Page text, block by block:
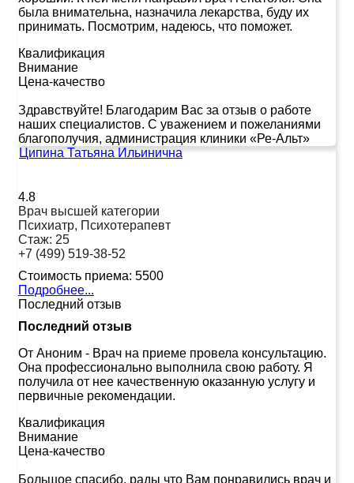
была внимательна, назначила лекарства, буду их
принимать. Посмотрим, надеюсь, что поможет.
Квалификация
Внимание
Цена-качество
Здравствуйте! Благодарим Вас за отзыв о работе
наших специалистов. С уважением и пожеланиями
благополучия, администрация клиники «Ре-Альт»
Ципина Татьяна Ильинична
4.8
Врач высшей категории
Психиатр, Психотерапевт
Стаж: 25
+7 (499) 519-38-52
Стоимость приема: 5500
Подробнее...
Последний отзыв
Последний отзыв
От Аноним - Врач на приеме провела консультацию.
Она профессионально выполнила свою работу. Я
получила от нее качественную оказанную услугу и
первичные рекомендации.
Квалификация
Внимание
Цена-качество
Большое спасибо, рады что Вам понравились врач и